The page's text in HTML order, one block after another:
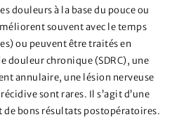
douleurs à la base du pouce ou
souvent avec le temps
ou peuvent être traités en
douleur chronique (SDRC), une
annulaire, une lésion nerveuse
sont rares. Il s’agit d’une
bons résultats postopératoires.